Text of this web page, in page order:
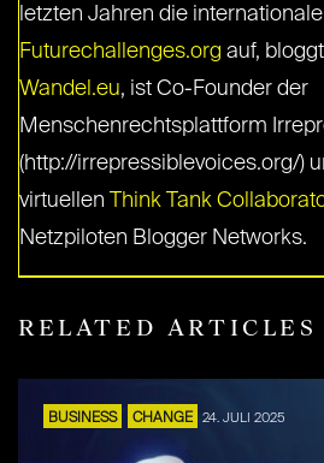
letzten Jahren die
Futurechallenges.org auf,
Wandel.eu, ist Co-Founder der
Menschenrechtsplattform
(http://irrepressiblevoices.org/)
virtuellen
Think Tank
Netzpiloten Blogger Networks.
RELATED ARTICLES
BUSINESS CHANGE 24. JULI 2025